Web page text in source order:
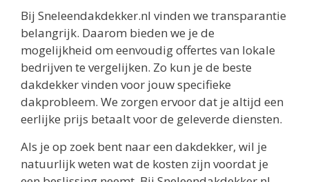
Bij Sneleendakdekker.nl vinden we transparantie
belangrijk. Daarom bieden we je de
mogelijkheid om eenvoudig offertes van lokale
bedrijven te vergelijken. Zo kun je de beste
dakdekker vinden voor jouw specifieke
dakprobleem. We zorgen ervoor dat je altijd een
eerlijke prijs betaalt voor de geleverde diensten.
Als je op zoek bent naar een dakdekker, wil je
natuurlijk weten wat de kosten zijn voordat je